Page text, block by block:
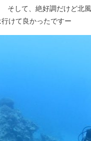
そして、絶好調だけど北
けて良かったですー